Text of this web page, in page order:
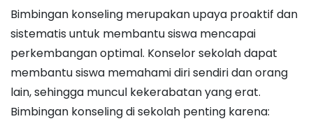
Bimbingan konseling merupakan upaya proaktif dan
sistematis untuk membantu siswa mencapai
perkembangan optimal. Konselor sekolah dapat
membantu siswa memahami diri sendiri dan orang
lain, sehingga muncul kekerabatan yang erat.
Bimbingan konseling di sekolah penting karena: